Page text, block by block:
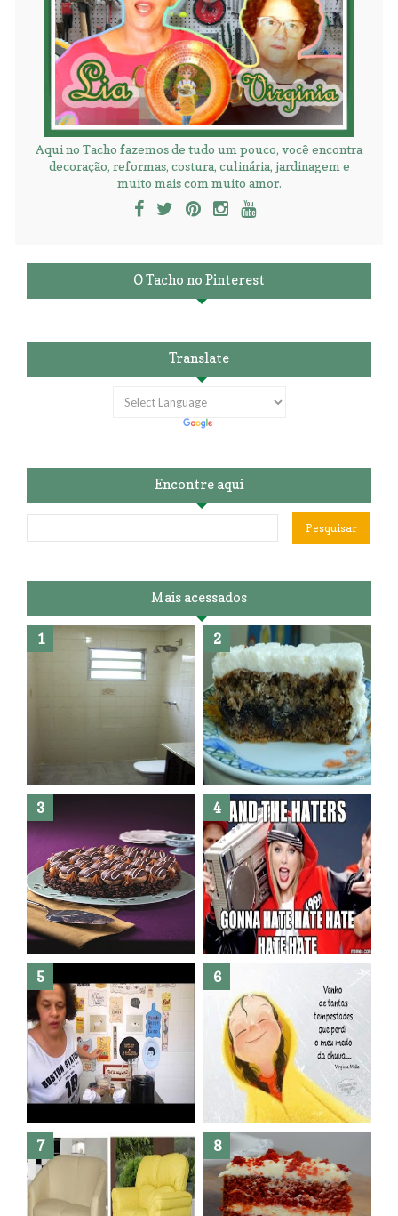
Aqui no Tacho fazemos de tudo um pouco, você encontra
decoração, reformas, costura, culinária, jardinagem e
muito mais com muito amor.
O Tacho no Pinterest
Translate
Encontre aqui
Mais acessados
Banheiro novo por menos de
R$300,00 ?? E sem quebra
quebra ??( Editado)
Posso congelar bolo ??
Dez bolos pra fazer antes de
morrer !
Haters, como surgiram?